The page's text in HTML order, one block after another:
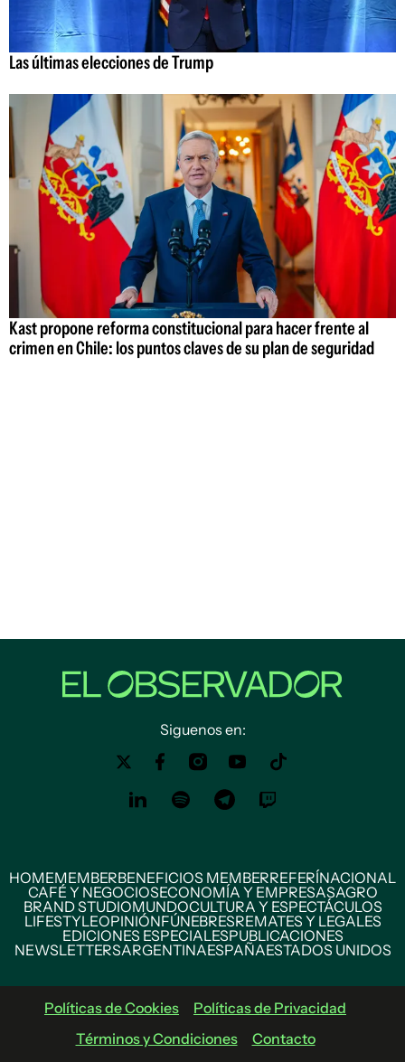
Las últimas elecciones de Trump
Kast propone reforma constitucional para hacer frente al
crimen en Chile: los puntos claves de su plan de seguridad
Siguenos en:
HOMEMEMBERBENEFICIOS MEMBERREFERÍNACIONAL
CAFÉ Y NEGOCIOSECONOMÍA Y EMPRESASAGRO
BRAND STUDIOMUNDOCULTURA Y ESPECTÁCULOS
LIFESTYLEOPINIÓNFÚNEBRESREMATES Y LEGALES
EDICIONES ESPECIALESPUBLICACIONES
NEWSLETTERSARGENTINAESPAÑAESTADOS UNIDOS
Políticas de Cookies
Políticas de Privacidad
Términos y Condiciones
Contacto